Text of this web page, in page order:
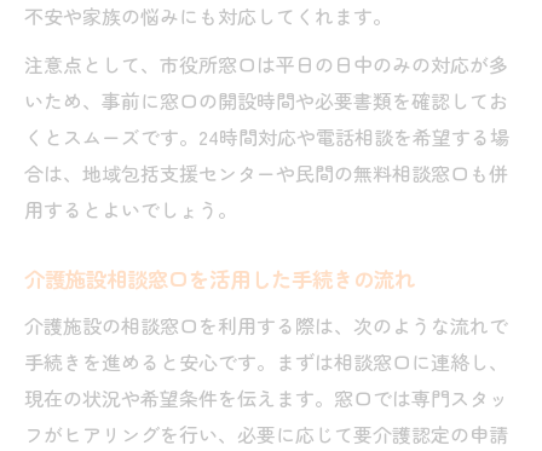
不安や家族の悩みにも対応してくれます。
注意点として、市役所窓口は平日の日中のみの対応が多
いため、事前に窓口の開設時間や必要書類を確認してお
くとスムーズです。24時間対応や電話相談を希望する場
合は、地域包括支援センターや民間の無料相談窓口も併
用するとよいでしょう。
介護施設相談窓口を活用した手続きの流れ
介護施設の相談窓口を利用する際は、次のような流れで
手続きを進めると安心です。まずは相談窓口に連絡し、
現在の状況や希望条件を伝えます。窓口では専門スタッ
フがヒアリングを行い、必要に応じて要介護認定の申請